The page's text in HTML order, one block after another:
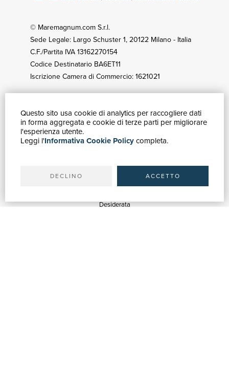
Questo sito usa cookie di analytics per raccogliere dati
in forma aggregata e cookie di terze parti per migliorare
l'esperienza utente.
Leggi l'Informativa Cookie Policycompleta.
DECLINO ACCETTO
© Maremagnum.com S.r.l.
Sede Legale: Largo Schuster 1, 20122 Milano - Italia
C.F./Partita IVA 13162270154
Codice Destinatario BA6ET11
Iscrizione Camera di Commercio: 1621021
GUIDA ACQUISTI
Ricerca avanzata
Spedizioni
Desiderata